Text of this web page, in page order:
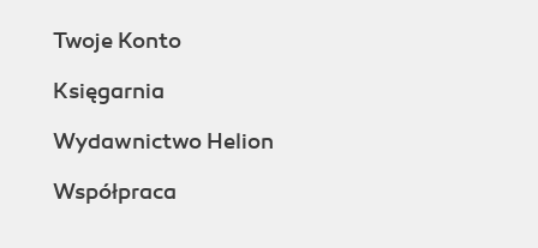
Twoje Konto
Księgarnia
Wydawnictwo Helion
Współpraca